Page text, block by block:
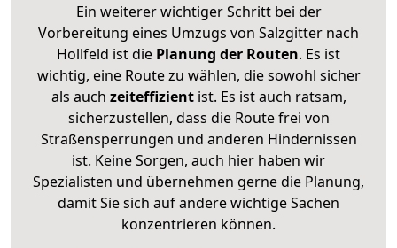
Ein weiterer wichtiger Schritt bei der
Vorbereitung eines Umzugs von Salzgitter nach
Hollfeld ist die Planung der Routen. Es ist
wichtig, eine Route zu wählen, die sowohl sicher
als auch zeiteffizientist. Es ist auch ratsam,
sicherzustellen, dass die Route frei von
Straßensperrungen und anderen Hindernissen
ist. Keine Sorgen, auch hier haben wir
Spezialisten und übernehmen gerne die Planung,
damit Sie sich auf andere wichtige Sachen
konzentrieren können.